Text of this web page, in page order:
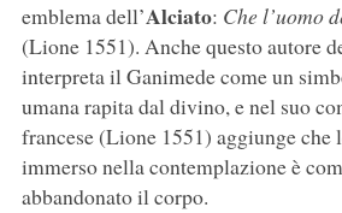
emblema dell’Alciato: Che l’uomo
(Lione 1551). Anche questo autore
interpreta il Ganimede come un
umana rapita dal divino, e nel suo
francese (Lione 1551) aggiunge
immerso nella contemplazione è
abbandonato il corpo.